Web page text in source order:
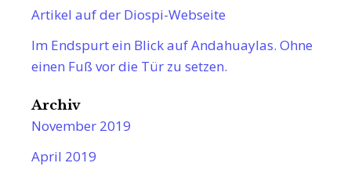
Artikel auf der Diospi-Webseite
Im Endspurt ein Blick auf Andahuaylas. Ohne
einen Fuß vor die Tür zu setzen.
Archiv
November 2019
April 2019